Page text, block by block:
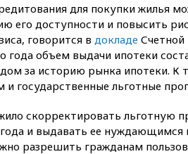
для покупки жилья
его доступности и повысить
говорится в докладе Счетной
года объем выдачи ипотеки
за историю рынка ипотеки. К
и государственные льготные
скорректировать льготную
года и выдавать ее
разрешить гражданам